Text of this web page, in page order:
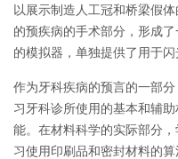
以展示制造人工冠和桥梁假
的预疾病的手术部分，形成
的模拟器，单独提供了用于闪
作为牙科疾病的预言的一部
习牙科诊所使用的基本和辅
能。在材料科学的实际部分
习使用印刷品和密封材料的